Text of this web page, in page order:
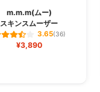
m.m.m(ムー)
スキンスムーザー
3.65(36)
¥3,890